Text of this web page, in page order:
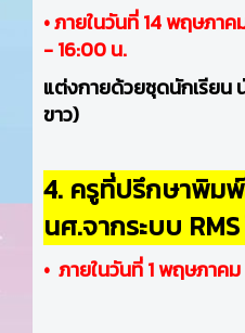
• ภายในวันที่ 14 พฤษภา
- 16:00 น.
แต่งกายด้วยชุดนักเรียน
ขาว)
4. ครูที่ปรึกษาพิมพ์
นศ.จากระบบ
• ภายในวันที่ 1 พฤษภาค